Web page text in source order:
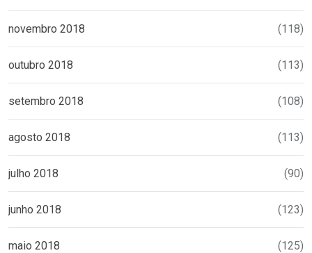
novembro 2018 (118)
outubro 2018 (113)
setembro 2018 (108)
agosto 2018 (113)
julho 2018 (90)
junho 2018 (123)
maio 2018 (125)